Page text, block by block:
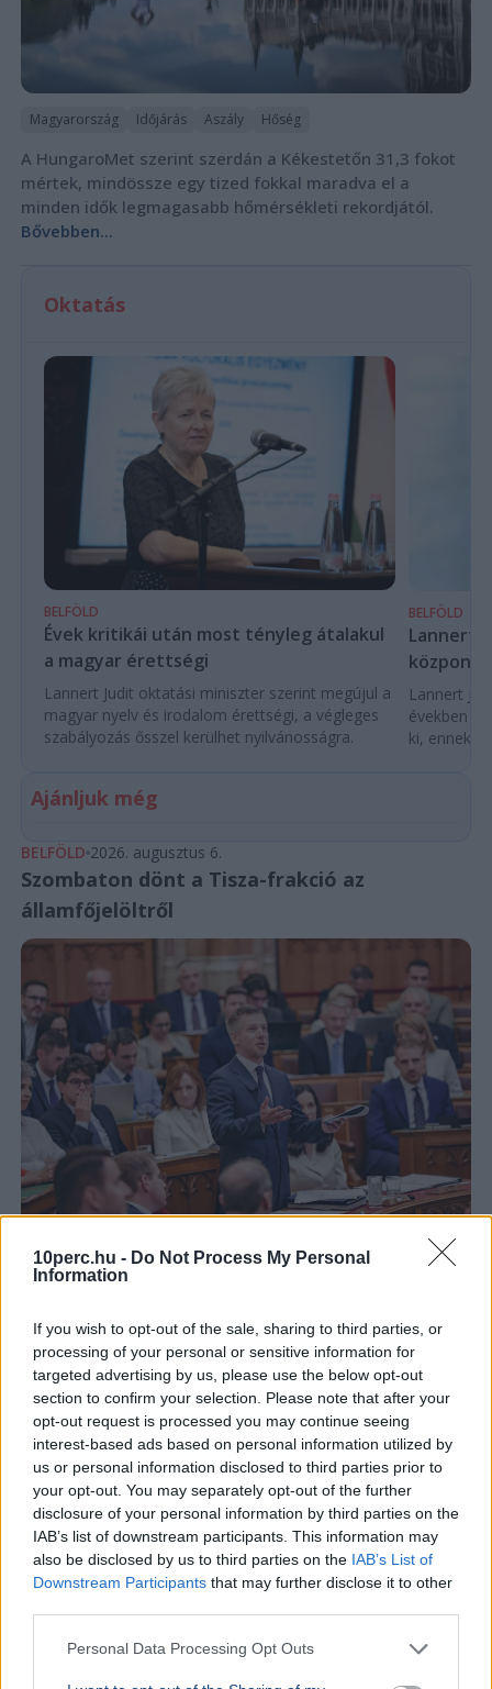
10perc.hu - Do Not Process My Personal
Information
If you wish to opt-out of the sale, sharing to third parties, or
processing of your personal or sensitive information for
targeted advertising by us, please use the below opt-out
section to confirm your selection. Please note that after your
opt-out request is processed you may continue seeing
interest-based ads based on personal information utilized by
us or personal information disclosed to third parties prior to
your opt-out. You may separately opt-out of the further
disclosure of your personal information by third parties on the
IAB’s list of downstream participants. This information may
also be disclosed by us to third parties on the IAB’s List of
Downstream Participants that may further disclose it to other
Personal Data Processing Opt Outs
Magyarország Időjárás Aszály Hőség
A HungaroMet szerint szerdán a Kékestetőn 31,3 fokot
mértek, mindössze egy tized fokkal maradva el a
minden idők legmagasabb hőmérsékleti rekordjától.
Bővebben...
Oktatás
BELFÖLD
Évek kritikái után most tényleg átalakul
a magyar érettségi
Lannert Judit oktatási miniszter szerint megújul a
magyar nyelv és irodalom érettségi, a végleges
szabályozás ősszel kerülhet nyilvánosságra.
BELFÖLD
Lannert
Lannert
években
ki, ennek
Ajánljuk még
BELFÖLD 2026. augusztus 6.
Szombaton dönt a Tisza-frakció az
államfőjelöltről
Magyar Péter Köztársasági elnök Országgyűlés
Tisza Párt
A Tisza frakciója szombaton szavaz köztársaságielnök-
jelöltjéről, miután Polgár Judit visszautasította a
felkérést, a hivatalos jelölési határidő pedig hétfőn jár
le.Bővebben...
BELFÖLD 2026. augusztus 6.
Orbán Gáspár hatszor repült honvédségi
gépen Csádba és Nigerbe
Orbán Viktor Gulyás Gergely Csád
Honvédelem
Pálinkás Szilveszter
A Magyar Honvédség válasza szerint Orbán Gáspár
titkolt afrikai misszió előkészítése idején.
Bővebben...